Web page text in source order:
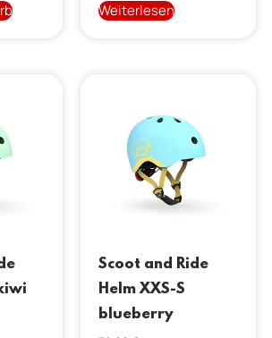
Weiterlesen
Scoot and Ride
Helm XXS-S
blueberry